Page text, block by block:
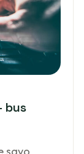
bus
savo